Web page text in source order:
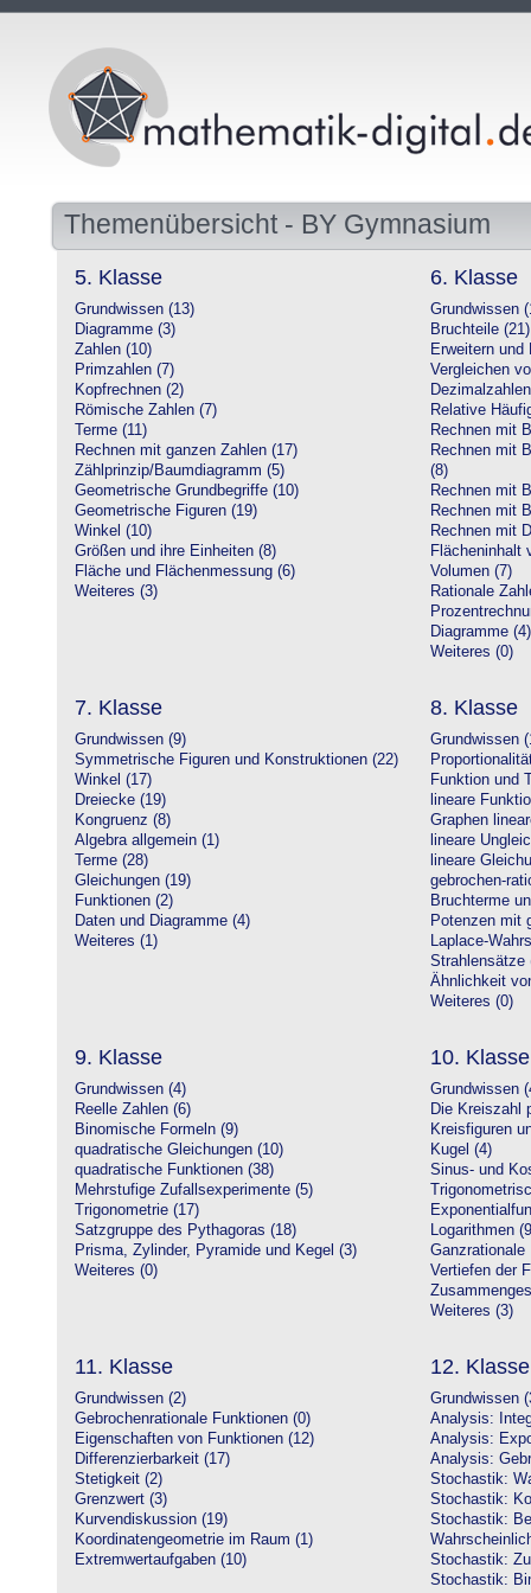
Themenübersicht - BY Gymnasium
5. Klasse
Grundwissen (13)
Diagramme (3)
Zahlen (10)
Primzahlen (7)
Kopfrechnen (2)
Römische Zahlen (7)
Terme (11)
Rechnen mit ganzen Zahlen (17)
Zählprinzip/Baumdiagramm (5)
Geometrische Grundbegriffe (10)
Geometrische Figuren (19)
Winkel (10)
Größen und ihre Einheiten (8)
Fläche und Flächenmessung (6)
Weiteres (3)
6. Klasse
Grundwissen
Bruchteile (21)
Erweitern und
Vergleichen
Relative
Rechnen mit
Rechnen mit
(8)
Rechnen mit
Rechnen mit
Rechnen mit
Flächeninhalt
Volumen (7)
Rationale
Diagramme (4)
Weiteres (0)
7. Klasse
Grundwissen (9)
Symmetrische Figuren und Konstruktionen (22)
Winkel (17)
Dreiecke (19)
Kongruenz (8)
Algebra allgemein (1)
Terme (28)
Gleichungen (19)
Funktionen (2)
Daten und Diagramme (4)
Weiteres (1)
8. Klasse
Grundwissen
Funktion und
lineare
Graphen
lineare
lineare
gebrochen-
Bruchterme
Potenzen mit
Laplace-
Strahlensätze
Ähnlichkeit
Weiteres (0)
9. Klasse
Grundwissen (4)
Reelle Zahlen (6)
Binomische Formeln (9)
quadratische Gleichungen (10)
quadratische Funktionen (38)
Mehrstufige Zufallsexperimente (5)
Trigonometrie (17)
Satzgruppe des Pythagoras (18)
Prisma, Zylinder, Pyramide und Kegel (3)
Weiteres (0)
10. Klasse
Grundwissen
Die Kreiszahl
Kreisfiguren
Kugel (4)
Sinus- und
Logarithmen
Ganzrationale
Vertiefen der
Weiteres (3)
11. Klasse
Grundwissen (2)
Gebrochenrationale Funktionen (0)
Eigenschaften von Funktionen (12)
Differenzierbarkeit (17)
Stetigkeit (2)
Grenzwert (3)
Kurvendiskussion (19)
Koordinatengeometrie im Raum (1)
Extremwertaufgaben (10)
12. Klasse
Grundwissen
Analysis:
Analysis:
Analysis:
Stochastik:
Stochastik:
Stochastik:
Stochastik:
Stochastik: